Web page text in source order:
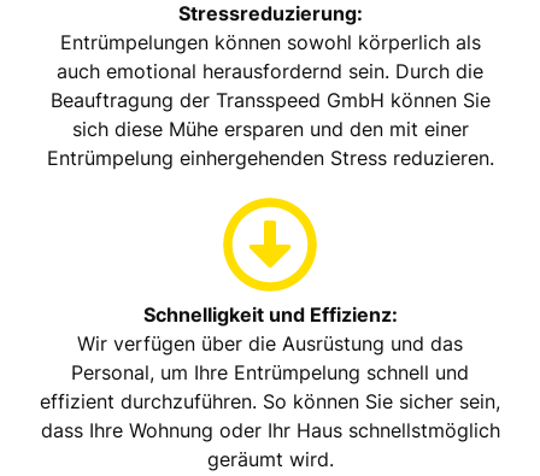
Stressreduzierung:
Entrümpelungen können sowohl körperlich als
auch emotional herausfordernd sein. Durch die
Beauftragung der Transspeed GmbH können Sie
sich diese Mühe ersparen und den mit einer
Entrümpelung einhergehenden Stress reduzieren.
Schnelligkeit und Effizienz:
Wir verfügen über die Ausrüstung und das
Personal, um Ihre Entrümpelung schnell und
effizient durchzuführen. So können Sie sicher sein,
dass Ihre Wohnung oder Ihr Haus schnellstmöglich
geräumt wird.